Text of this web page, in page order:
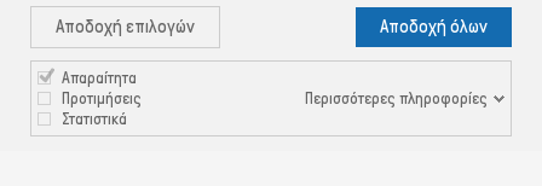
ΧΡΉΣΙΜΑ 
ΕΞΥΠΗΡΈΤΗΣΗ ΠΕΛΑΤΏΝ
Αποδοχή επιλογών Αποδοχή όλων
Απαραίτητα
Προτιμήσεις
Στατιστικά
Περισσότερες πληροφορίες